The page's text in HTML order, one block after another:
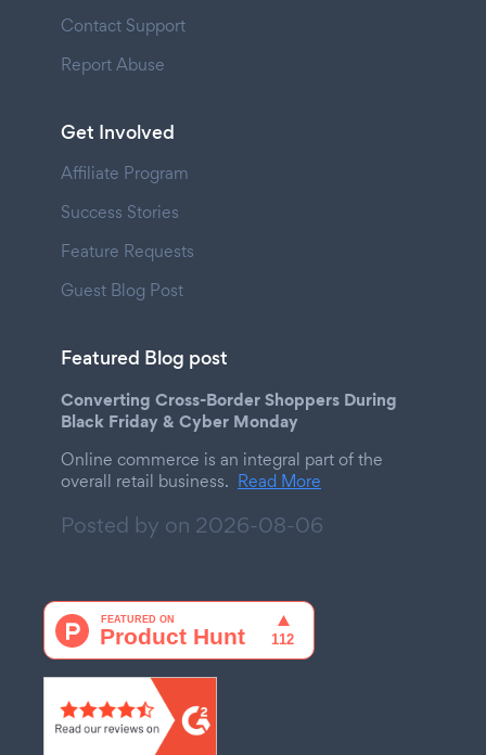
Contact Support
Report Abuse
Get Involved
Affiliate Program
Success Stories
Feature Requests
Guest Blog Post
Featured Blog post
Converting Cross-Border Shoppers During
Black Friday & Cyber Monday
Online commerce is an integral part of the
overall retail business. Read More
Posted by on 2026-08-06